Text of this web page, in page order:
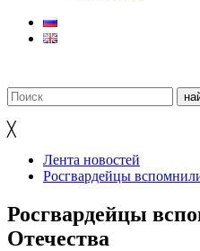
╳
Лента новостей
Росгвардейцы
Росгвардейцы
Отечества